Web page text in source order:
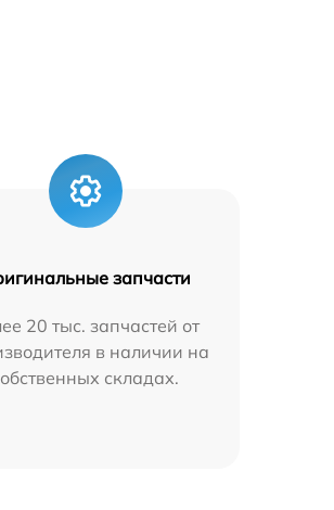
запчасти
20 тыс. запчастей от
в наличии на
складах.